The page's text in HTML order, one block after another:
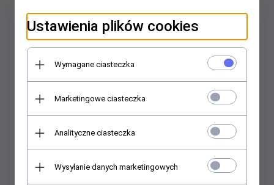
Termostat DEVIreg Room
Czujnik temperatury podłogowy o długości 3m
Ustawienia plików cookies
Wymagane ciasteczka
Marketingowe ciasteczka
Analityczne ciasteczka
Wysyłanie danych marketingowych